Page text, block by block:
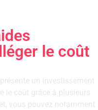
le coût
un investissement
le coût grâce à plusieurs
vous pouvez notamment